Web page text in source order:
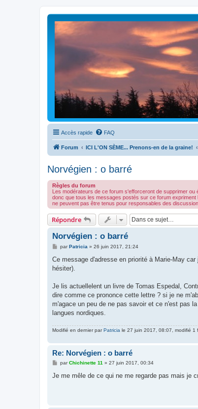
Accès rapide FAQ
Forum ICI L'ON SÈME... Prenons-en de la graine!
Norvégien : o barré
Règles du forum
Les modérateurs de ce forum s'efforceront de supprimer
donc que tous les messages postés sur ce forum
ne peuvent pas être tenus pour responsables des
Répondre
Norvégien : o barré
M
s
a
parPatricia » 26 juin 2017, 21:24
Ce message d'adresse en priorité à Marie-May
hésiter).
Je lis actuellelent un livre de Tomas Espedal,
dire comme ce prononce cette lettre ? si je ne
m'agace un peu de ne pas savoir et ce n'est pas
langues nordiques.
Modifié en dernier parPatricia le 27 juin 2017, 08:07, modifié 1
Re: Norvégien : o barré
M
s
parChichinette 11 » 27 juin 2017, 00:34
Je me mêle de ce qui ne me regarde pas mais je